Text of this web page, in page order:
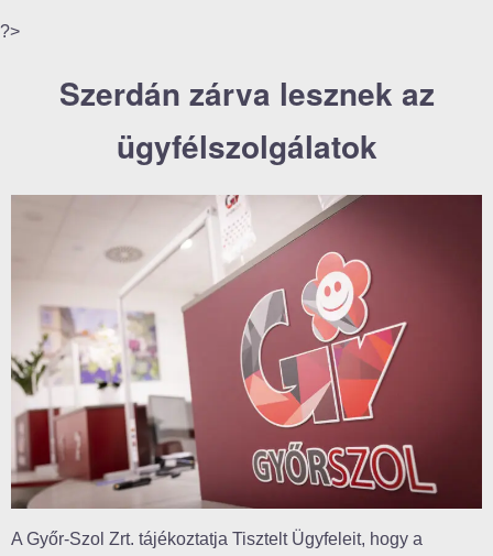
?>
Szerdán zárva lesznek az
ügyfélszolgálatok
A Győr-Szol Zrt. tájékoztatja Tisztelt Ügyfeleit, hogy a